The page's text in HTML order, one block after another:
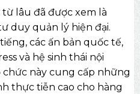
từ lâu đã được xem là
duy quản lý hiện đại.
các ấn bản quốc tế,
và hệ sinh thái nội
này cung cấp những
thực tiễn cao cho hàng